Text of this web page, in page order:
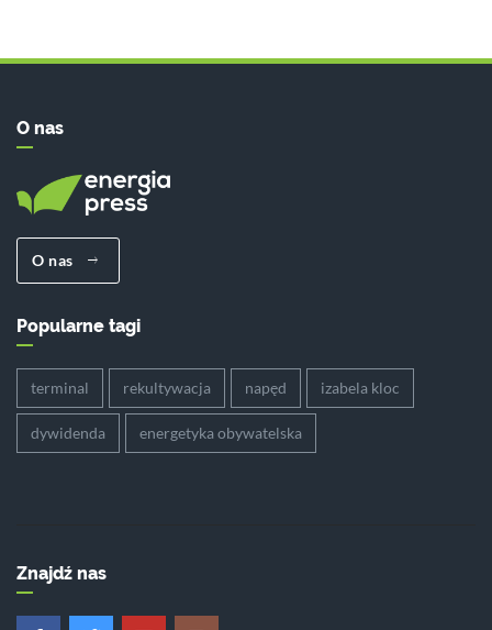
O nas
O nas
Popularne tagi
terminal rekultywacja napęd izabela kloc
dywidenda energetyka obywatelska
Znajdź nas